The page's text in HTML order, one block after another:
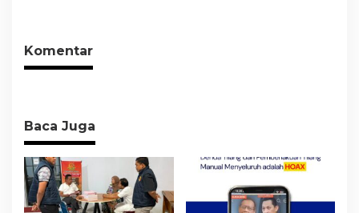
Sehat
Komentar
Baca Juga